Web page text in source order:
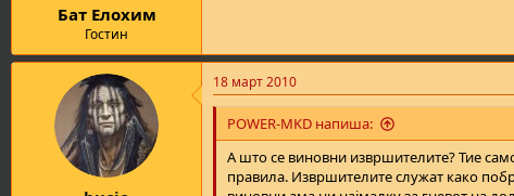
Бат Елохим
Гостин
18 март 2010
POWER-MKD напиша:
А што се виновни извршителите? Тие
правила. Извршителите служат како